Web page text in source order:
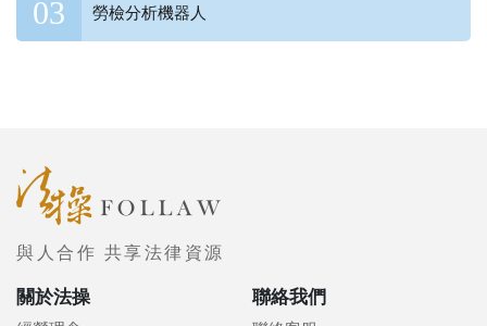
勞檢分析機器人
與人合作 共享法律資源
關於法操 聯絡我們